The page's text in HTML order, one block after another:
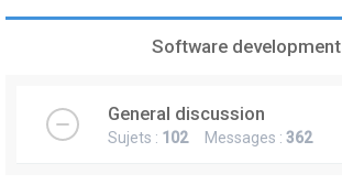
Software development
General discussion
Sujets : 102Messages : 362